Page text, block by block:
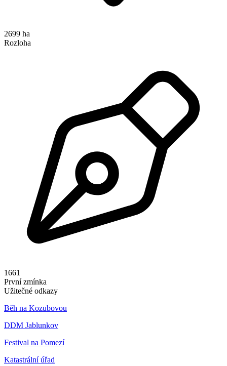
2699 ha
Rozloha
1661
První zmínka
Užitečné odkazy
Běh na Kozubovou
DDM Jablunkov
Festival na Pomezí
Katastrální úřad